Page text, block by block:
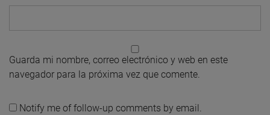
Guarda mi nombre, correo electrónico y web en este
navegador para la próxima vez que comente.
Notify me of follow-up comments by email.